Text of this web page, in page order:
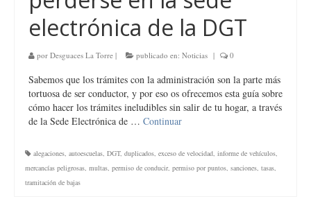
electrónica de la DGT
por Desguaces La Torre | publicado en: Noticias | 0
Sabemos que los trámites con la administración son la parte más
tortuosa de ser conductor, y por eso os ofrecemos esta guía sobre
cómo hacer los trámites ineludibles sin salir de tu hogar, a través
de la Sede Electrónica de … Continuar
alegaciones, autoescuelas, DGT, duplicados, exceso de velocidad, informe de vehículos,
mercancías peligrosas, multas, permiso de conducir, permiso por puntos, sanciones, tasas,
tramitación de bajas